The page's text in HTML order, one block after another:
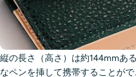
縦の長さ（高さ）は約144mmあ
なペンを挿して携帯することが